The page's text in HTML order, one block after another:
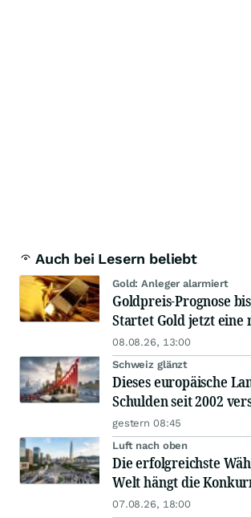
Auch bei Lesern beliebt
Gold: Anleger alarmiert
Goldpreis-Prognose
Startet Gold jetzt eine
08.08.26, 13:00
Schweiz glänzt
Dieses europäische
Schulden seit 2002
gestern 08:45
Luft nach oben
Die erfolgreichste
Welt hängt die
07.08.26, 18:00